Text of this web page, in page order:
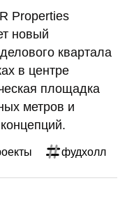
Properties
новый
квартала
в центре
площадка
метров и
фудхолл